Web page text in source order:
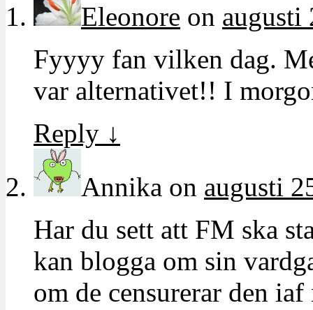
Eleonore on augusti
Fyyyy fan vilken dag.
var alternativet!! I
Reply ↓
Annika on augusti
Har du sett att FM ska
kan blogga om sin
om de censurerar den